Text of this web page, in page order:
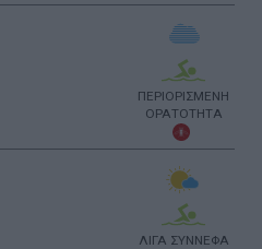
ΠΕΡΙΟΡΙΣΜΕΝΗ
ΟΡΑΤΟΤΗΤΑ
ΛΙΓΑ ΣΥΝΝΕΦΑ